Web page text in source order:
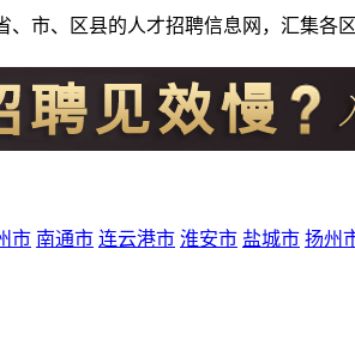
、市、区县的人才招聘信息网，汇集
市 南通市 连云港市 淮安市 盐城市 扬州